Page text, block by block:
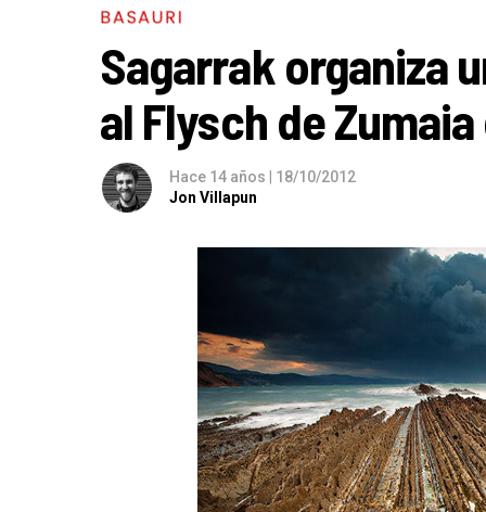
BASAURI
Sagarrak organiza
al Flysch de
Hace 14 años | 18/10/2012
Jon Villapun